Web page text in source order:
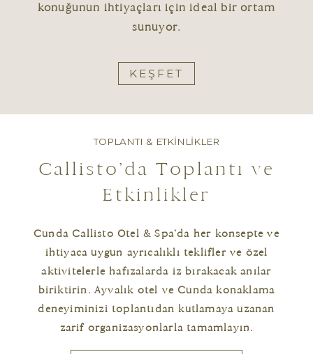
konuğunun ihtiyaçları için ideal bir ortam
sunuyor.
KEŞFET
TOPLANTI & ETKİNLİKLER
Callisto’da Toplantı ve
Etkinlikler
Cunda Callisto Otel & Spa’da her konsepte ve
ihtiyaca uygun ayrıcalıklı teklifler ve özel
aktivitelerle hafızalarda iz bırakacak anılar
biriktirin. Ayvalık otel ve Cunda konaklama
deneyiminizi toplantıdan kutlamaya uzanan
zarif organizasyonlarla tamamlayın.